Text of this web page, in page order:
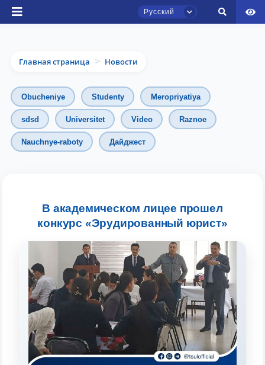
Русский
Главная страница > Новости
Obucheniye Studenty Meropriyatiya
sdsd Universitet Video Raznoe
Nauchnye-raboty Дайджест
В академическом лицее прошел
конкурс «Эрудированный юрист»
Чат приёмной комиссии ТГЮУ
Онлайн
Оставляйте здесь свои обращения по
вопросам приёма.
Выберите тему — затем появятся
конкретные вопросы:
1. Документы (бакалавр) (5) 2. Документы (магистр) (4)
4. Собеседование (магистр) (5) 5. Стоимость обучения (2)